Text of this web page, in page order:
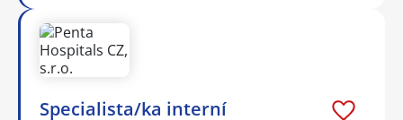
Specialista/ka interní